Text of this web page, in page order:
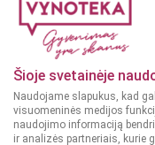
Šioje svetainėje
Naudojame slapukus, kad
visuomeninės medijos
naudojimo informaciją
ir analizės partneriais, kurie
Saldus vynas